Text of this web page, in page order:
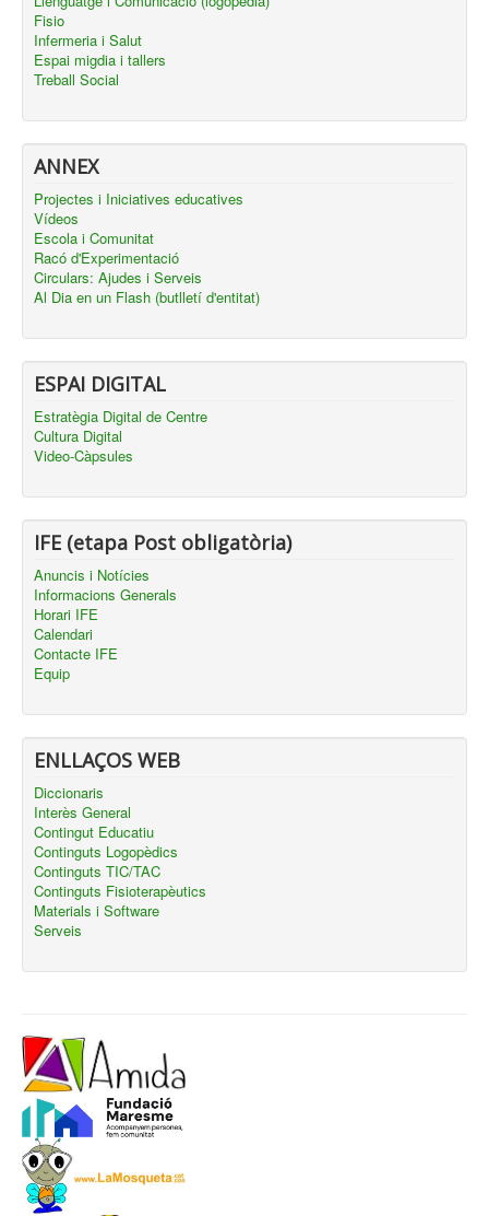
Fisio
Infermeria i Salut
Espai migdia i tallers
Treball Social
ANNEX
Projectes i Iniciatives educatives
Vídeos
Escola i Comunitat
Racó d'Experimentació
Circulars: Ajudes i Serveis
Al Dia en un Flash (butlletí d'entitat)
ESPAI DIGITAL
Estratègia Digital de Centre
Cultura Digital
Video-Càpsules
IFE (etapa Post obligatòria)
Anuncis i Notícies
Informacions Generals
Horari IFE
Calendari
Contacte IFE
Equip
ENLLAÇOS WEB
Diccionaris
Interès General
Contingut Educatiu
Continguts Logopèdics
Continguts TIC/TAC
Continguts Fisioterapèutics
Materials i Software
Serveis